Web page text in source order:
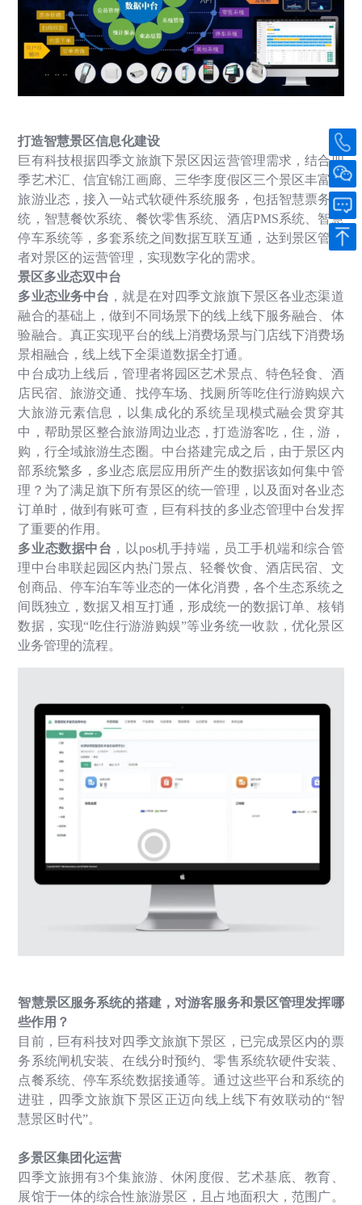
打造智慧景区信息化建设
巨有科技根据四季文旅旗下景区因运营管理需求，结合四
季艺术汇、信宜锦江画廊、三华李度假区三个景区丰富的
旅游业态，接入一站式软硬件系统服务，包括智慧票务系
统，智慧餐饮系统、餐饮零售系统、酒店PMS系统、智慧
停车系统等，多套系统之间数据互联互通，达到景区管理
者对景区的运营管理，实现数字化的需求。
景区多业态双中台
多业态业务中台 ，就是在对四季文旅旗下景区各业态渠道
融合的基础上，做到不同场景下的线上线下服务融合、体
验融合。真正实现平台的线上消费场景与门店线下消费场
景相融合，线上线下全渠道数据全打通。
中台成功上线后，管理者将园区艺术景点、特色轻食、酒
店民宿、旅游交通、找停车场、找厕所等吃住行游购娱六
大旅游元素信息，以集成化的系统呈现模式融会贯穿其
中，帮助景区整合旅游周边业态，打造游客吃，住，游，
购，行全域旅游生态圈。中台搭建完成之后，由于景区内
部系统繁多，多业态底层应用所产生的数据该如何集中管
理？为了满足旗下所有景区的统一管理，以及面对各业态
订单时，做到有账可查，巨有科技的多业态管理中台发挥
了重要的作用。
多业态数据中台 ，以pos机手持端，员工手机端和综合管
理中台串联起园区内热门景点、轻餐饮食、酒店民宿、文
创商品、停车泊车等业态的一体化消费，各个生态系统之
间既独立，数据又相互打通，形成统一的数据订单、核销
数据，实现“吃住行游游购娱”等业务统一收款，优化景区
业务管理的流程。
智慧景区服务系统的搭建，对游客服务和景区管理发挥哪
些作用？
目前，巨有科技对四季文旅旗下景区，已完成景区内的票
务系统闸机安装、在线分时预约、零售系统软硬件安装、
点餐系统、停车系统数据接通等。通过这些平台和系统的
进驻，四季文旅旗下景区正迈向线上线下有效联动的“智
慧景区时代”。
多景区集团化运营
四季文旅拥有3个集旅游、休闲度假、艺术基底、教育、
展馆于一体的综合性旅游景区，且占地面积大，范围广。